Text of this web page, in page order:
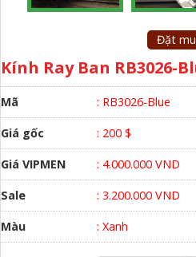
Đặt
Kính Ray Ban RB3026-
Mã : RB3026-Blue
Giá gốc : 200 $
Giá VIPMEN : 4.000.000 VND
Sale : 3.200.000 VND
Màu : Xanh